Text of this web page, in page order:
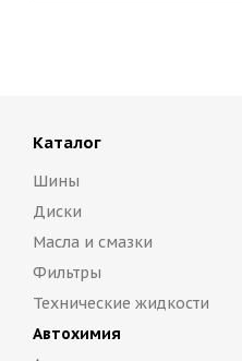
Каталог
Шины
Диски
Масла и смазки
Фильтры
Технические жидкости
Автохимия